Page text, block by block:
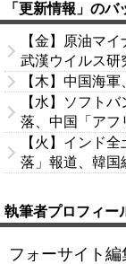
「更新情報」の
【金】原油マ
武漢ウイルス研
【木】中国海
【水】ソフト
落、中国「アフ
【火】インド
落」報道、韓国
執筆者プロフィー
フォーサイト編